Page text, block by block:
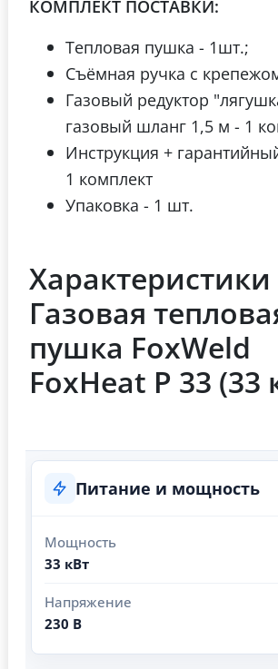
КОМПЛЕКТ ПОСТАВКИ:
Тепловая пушка - 1шт.;
Съёмная ручка с
Газовый редуктор
газовый шланг 1,5 м - 1
Инструкция +
1 комплект
Упаковка - 1 шт.
Характеристики
Газовая
пушка FoxWeld
FoxHeat P 33 (33
Питание и мощность
Мощность
33 кВт
Напряжение
230 В